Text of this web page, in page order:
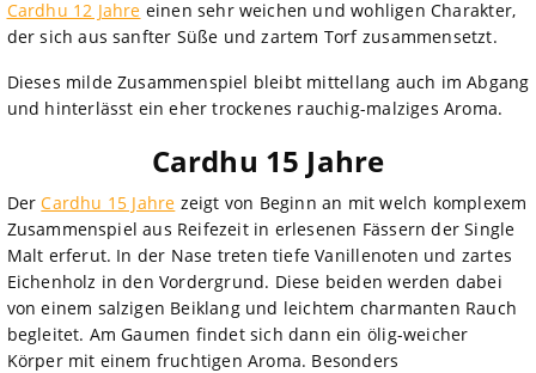
Cardhu 12 Jahre einen sehr weichen und wohligen Charakter,
der sich aus sanfter Süße und zartem Torf zusammensetzt.
Dieses milde Zusammenspiel bleibt mittellang auch im Abgang
und hinterlässt ein eher trockenes rauchig-malziges Aroma.
Cardhu 15 Jahre
DerCardhu 15 Jahre zeigt von Beginn an mit welch komplexem
Zusammenspiel aus Reifezeit in erlesenen Fässern der Single
Malt erferut. In der Nase treten tiefe Vanillenoten und zartes
Eichenholz in den Vordergrund. Diese beiden werden dabei
von einem salzigen Beiklang und leichtem charmanten Rauch
begleitet. Am Gaumen findet sich dann ein ölig-weicher
Körper mit einem fruchtigen Aroma. Besonders